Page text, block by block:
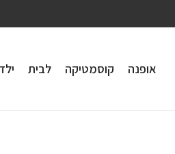
אופנה קוסמטיקה לבית